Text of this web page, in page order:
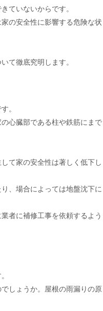
ていないからです。
の安全性に影響する危険な状
て徹底究明します。
。
心臓部である柱や鉄筋にまで
て家の安全性は著しく低下し
、場合によっては地盤沈下に
者に補修工事を依頼するよう
しょうか。屋根の雨漏りの原